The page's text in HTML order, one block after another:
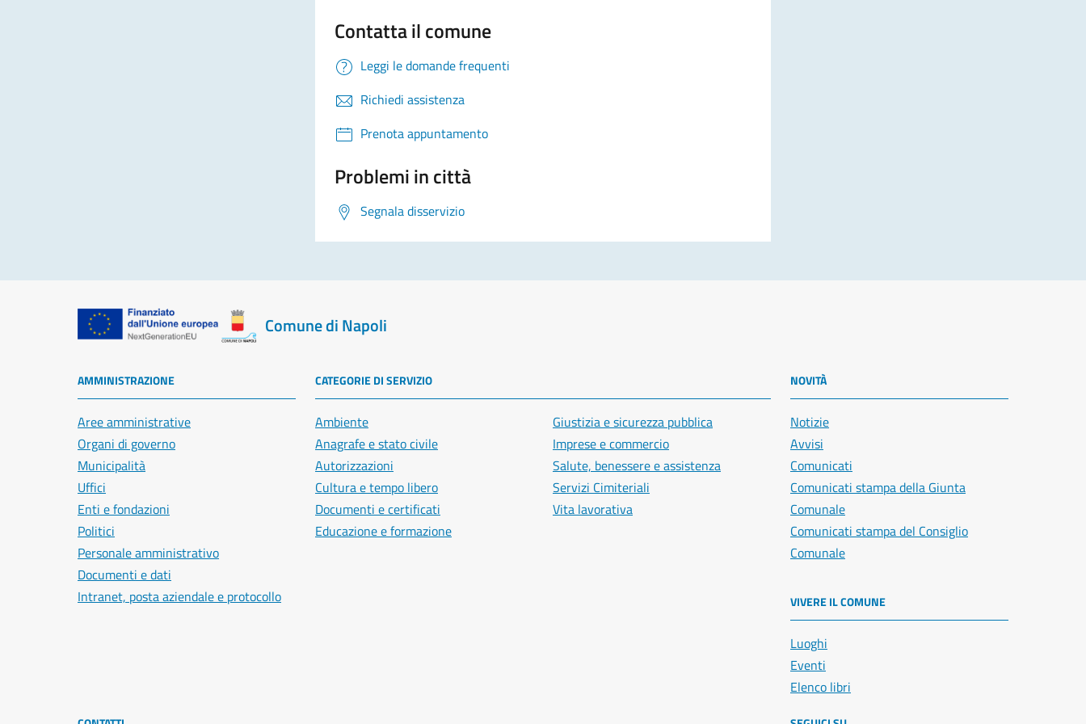
Contatta il comune
Leggi le domande frequenti
Richiedi assistenza
Prenota appuntamento
Problemi in città
Segnala disservizio
Comune di Napoli
AMMINISTRAZIONE
Aree amministrative
Organi di governo
Municipalità
Uffici
Enti e fondazioni
Politici
Personale amministrativo
Documenti e dati
Intranet, posta aziendale e protocollo
CATEGORIE DI SERVIZIO
Ambiente
Anagrafe e stato civile
Autorizzazioni
Cultura e tempo libero
Documenti e certificati
Educazione e formazione
Giustizia e sicurezza pubblica
Imprese e commercio
Salute, benessere e assistenza
Servizi Cimiteriali
Vita lavorativa
NOVITÀ
Notizie
Avvisi
Comunicati
Comunicati stampa della Giunta
Comunale
Comunicati stampa del Consiglio
Comunale
VIVERE IL COMUNE
Luoghi
Eventi
Elenco libri